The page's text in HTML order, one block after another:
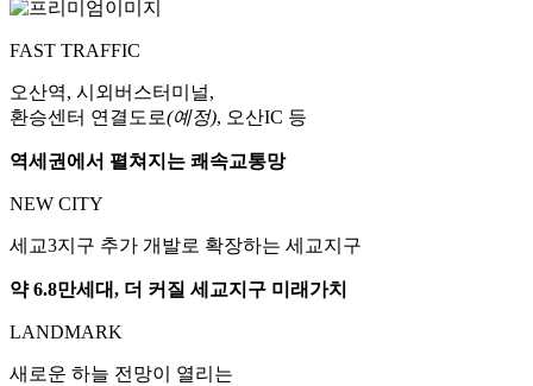
FAST TRAFFIC
오산역, 시외버스터미널,
환승센터 연결도로(예정), 오산IC 등
역세권에서 펼쳐지는 쾌속교통망
NEW CITY
세교3지구 추가 개발로 확장하는 세교지구
약 6.8만세대, 더 커질 세교지구 미래가치
LANDMARK
새로운 하늘 전망이 열리는